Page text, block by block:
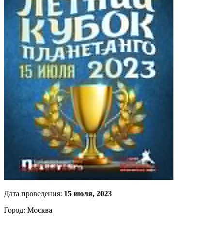
Дата проведения: 15 июля, 2023
Город: Москва